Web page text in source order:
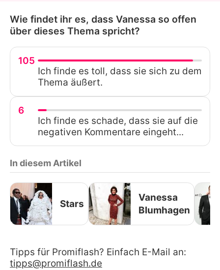
Wie findet ihr es, dass Vanessa so offen
über dieses Thema spricht?
105
Ich finde es toll, dass sie sich zu dem
Thema äußert.
6
Ich finde es schade, dass sie auf die
negativen Kommentare eingeht...
In diesem Artikel
Stars
Vanessa
Blumhagen
Tipps für Promiflash? Einfach E-Mail an:
tipps@promiflash.de